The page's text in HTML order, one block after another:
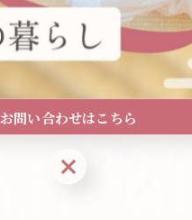
お問い合わせはこちら
お問い合わせはこちら